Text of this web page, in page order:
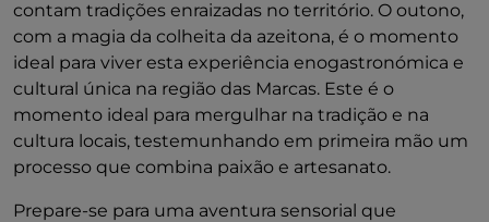
contam tradições enraizadas no território. O outono,
com a magia da colheita da azeitona, é o momento
ideal para viver esta experiência enogastronómica e
cultural única na região das Marcas. Este é o
momento ideal para mergulhar na tradição e na
cultura locais, testemunhando em primeira mão um
processo que combina paixão e artesanato.
Prepare-se para uma aventura sensorial que